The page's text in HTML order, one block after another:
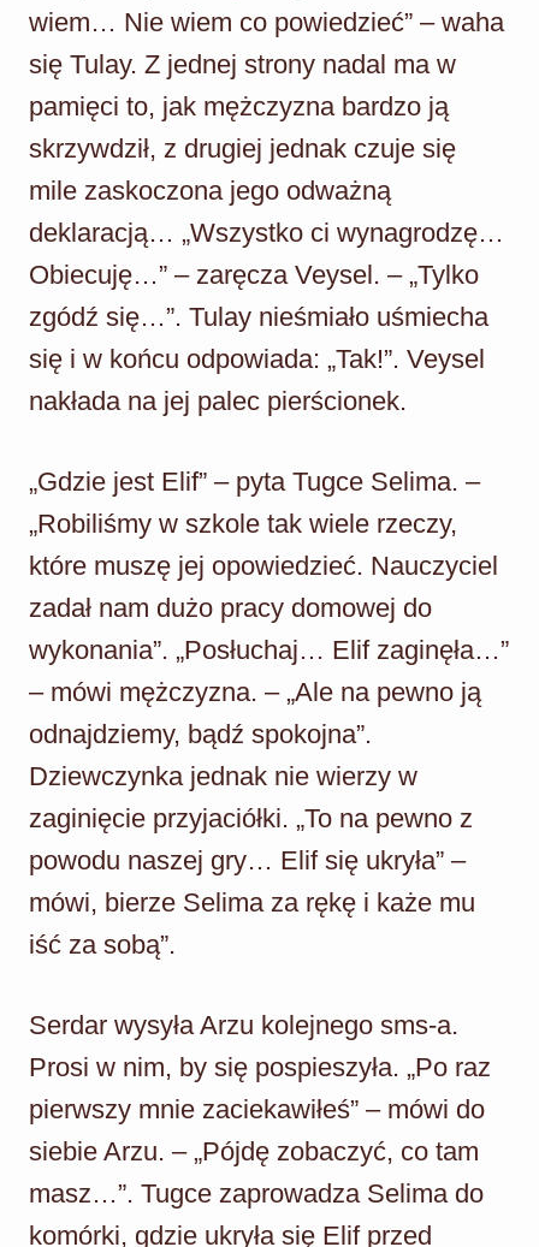
wiem… Nie wiem co powiedzieć” – waha
się Tulay. Z jednej strony nadal ma w
pamięci to, jak mężczyzna bardzo ją
skrzywdził, z drugiej jednak czuje się
mile zaskoczona jego odważną
deklaracją… „Wszystko ci wynagrodzę…
Obiecuję…” – zaręcza Veysel. – „Tylko
zgódź się…”. Tulay nieśmiało uśmiecha
się i w końcu odpowiada: „Tak!”. Veysel
nakłada na jej palec pierścionek.
„Gdzie jest Elif” – pyta Tugce Selima. –
„Robiliśmy w szkole tak wiele rzeczy,
które muszę jej opowiedzieć. Nauczyciel
zadał nam dużo pracy domowej do
wykonania”. „Posłuchaj… Elif zaginęła…”
– mówi mężczyzna. – „Ale na pewno ją
odnajdziemy, bądź spokojna”.
Dziewczynka jednak nie wierzy w
zaginięcie przyjaciółki. „To na pewno z
powodu naszej gry… Elif się ukryła” –
mówi, bierze Selima za rękę i każe mu
iść za sobą”.
Serdar wysyła Arzu kolejnego sms-a.
Prosi w nim, by się pospieszyła. „Po raz
pierwszy mnie zaciekawiłeś” – mówi do
siebie Arzu. – „Pójdę zobaczyć, co tam
masz…”. Tugce zaprowadza Selima do
komórki, gdzie ukryła się Elif przed